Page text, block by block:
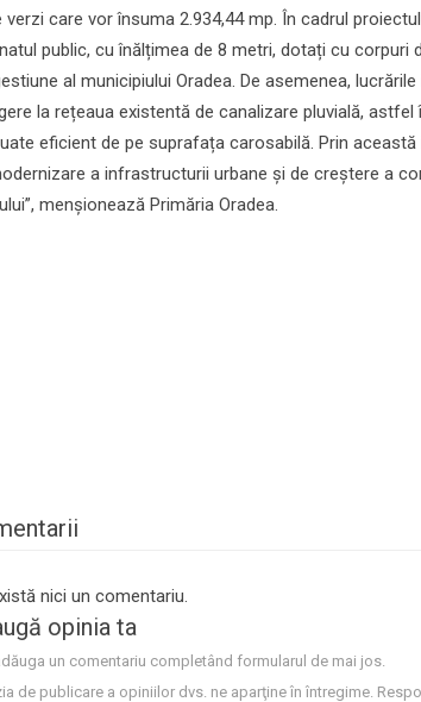
verzi care vor însuma 2.934,44 mp. În cadrul
public, cu înălțimea de 8 metri, dotați cu corpuri
al municipiului Oradea. De asemenea,
la rețeaua existentă de canalizare pluvială,
eficient de pe suprafața carosabilă. Prin
a infrastructurii urbane și de creștere a
menşionează Primăria Oradea.
nici un comentariu.
opinia ta
un comentariu completând formularul de mai jos.
de publicare a opiniilor dvs. ne aparţine în întregime.